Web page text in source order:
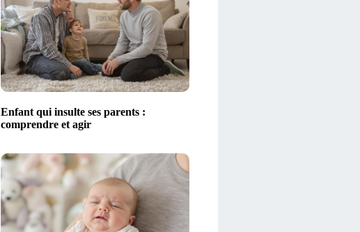
Enfant qui insulte ses parents :
comprendre et agir